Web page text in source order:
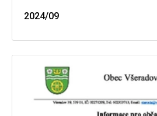
2024/09